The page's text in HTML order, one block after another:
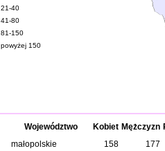
21-40
41-80
81-150
powyżej 150
Województwo Kobiet Mężczyzn
małopolskie 158
177